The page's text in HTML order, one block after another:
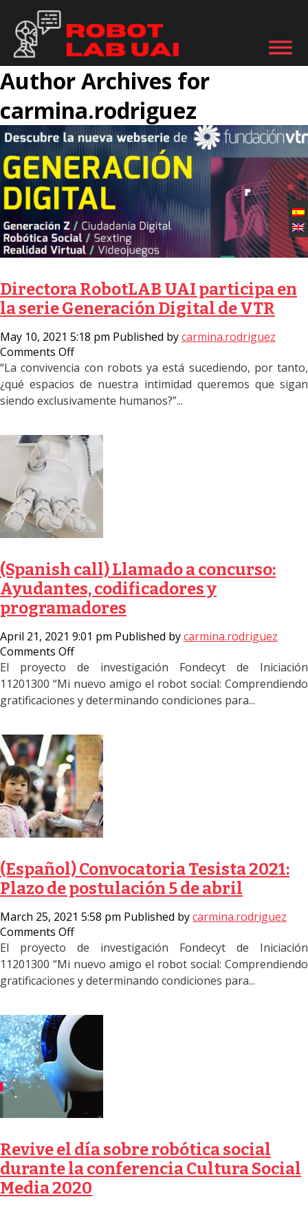
Author Archives for
carmina.rodriguez
Directora RobotLAB UAI participa en
la serie Generación Digital de VTR
May 10, 2021 5:18 pm Published bycarmina.rodriguez
Comments Offon
Directora
RobotLAB
UAI
la
serie
Generación
Digital
de
VTR
“La convivencia con robots ya está sucediendo, por tanto,
¿qué espacios de nuestra intimidad queremos que sigan
siendo exclusivamente humanos?”...
(Spanish call) Llamado a concurso:
Ayudantes, codificadores y
programadores
April 21, 2021 9:01 pm Published bycarmina.rodriguez
Comments Offon
(Spanish
call)
Llamado
a
Ayudantes,
codificadores
y
programadores
El proyecto de investigación Fondecyt de Iniciación
11201300 “Mi nuevo amigo el robot social: Comprendiendo
gratificaciones y determinando condiciones para...
(Español) Convocatoria Tesista 2021:
Plazo de postulación 5 de abril
March 25, 2021 5:58 pm Published bycarmina.rodriguez
Comments Offon
(Español)
Convocatoria
Tesista
2021:
de
5
de
abril
El proyecto de investigación Fondecyt de Iniciación
11201300 “Mi nuevo amigo el robot social: Comprendiendo
gratificaciones y determinando condiciones para...
Revive el día sobre robótica social
durante la conferencia Cultura Social
Media 2020